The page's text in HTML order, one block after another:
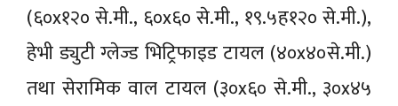
(६०x१२० से.मी., ६०x६० से.मी., १९.५ह१२० से.मी.),
हेभी ड्युटी ग्लेज्ड भिट्रिफाइड टायल (४०x४०से.मी.)
तथा सेरामिक वाल टायल (३०x६० से.मी., ३०x४५